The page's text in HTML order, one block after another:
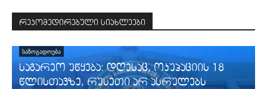
რეკომედირებული სიახლეები
ᲡᲐᲖᲝᲒᲐᲓᲝᲔᲑᲐ
საგარეო უწყება: დღესაც, ოკუპაციის 18
წლისთავზე, რუსეთი არ ასრულებს